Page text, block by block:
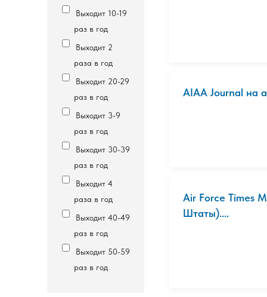
Выходит 10-19
раз в год
Выходит 2
раза в год
Выходит 20-29
раз в год
Выходит 3-9
раз в год
Выходит 30-39
раз в год
Выходит 4
раза в год
Выходит 40-49
раз в год
Выходит 50-59
раз в год
AIAA Journal на
Air Force Times
Штаты)....